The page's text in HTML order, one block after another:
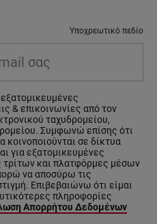
Υποχρεωτικό πεδίο
& επικοινωνίες από τον
ταχυδρομείου,
Συμφωνώ επίσης ότι
σε δίκτυα
για εξατομικευμένες
τρίτων και πλατφόρμες μέσων
να αποσύρω τις
Επιβεβαιώνω ότι είμαι
πληροφορίες
Απορρήτου Δεδομένων